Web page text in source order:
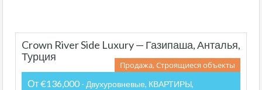
Crown River Side Luxury — Газипаша, Анталья,
Турция
Продажа, Строящиеся объекты
От €136,000 - Двухуровневые, КВАРТИРЫ,